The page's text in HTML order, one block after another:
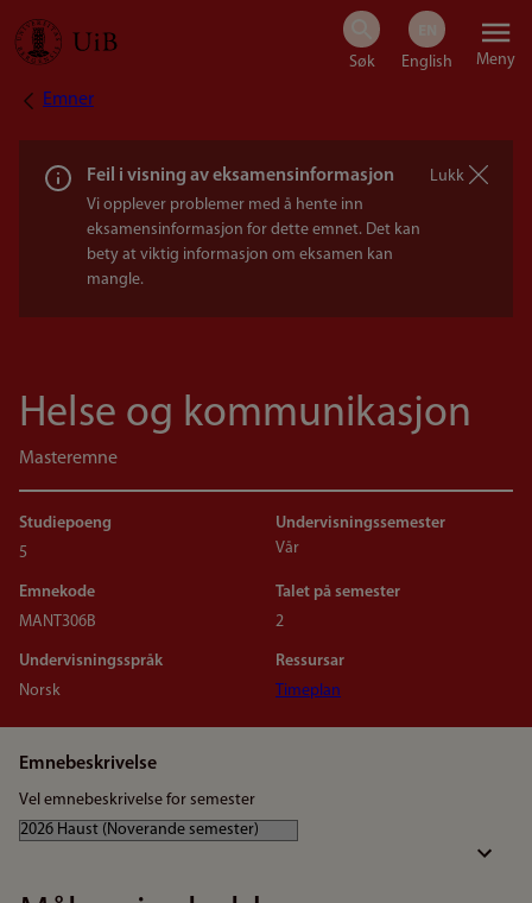
Hopp
Meny
Navigasjonssti
Emner
Feil i visning av eksamensinformasjon
Vi opplever problemer med å hente inn
eksamensinformasjon for dette emnet. Det kan
bety at viktig informasjon om eksamen kan
mangle.
Lukk
Helse og kommunikasjon
Masteremne
Studiepoeng
5
Undervisningssemester
Vår
Emnekode
MANT306B
Talet på semester
2
Undervisningsspråk
Norsk
Ressursar
Timeplan
Emnebeskrivelse
Vel emnebeskrivelse for semester